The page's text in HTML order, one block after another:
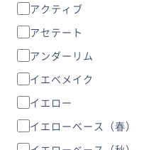
アクティブ
アセテート
アンダーリム
イエベメイク
イエロー
イエローベース（春）